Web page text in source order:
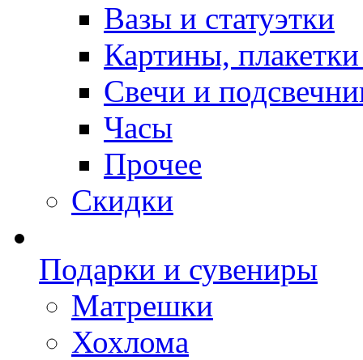
Вазы и статуэтки
Картины,
Свечи и
Часы
Прочее
Скидки
Подарки и сувениры
Матрешки
Хохлома